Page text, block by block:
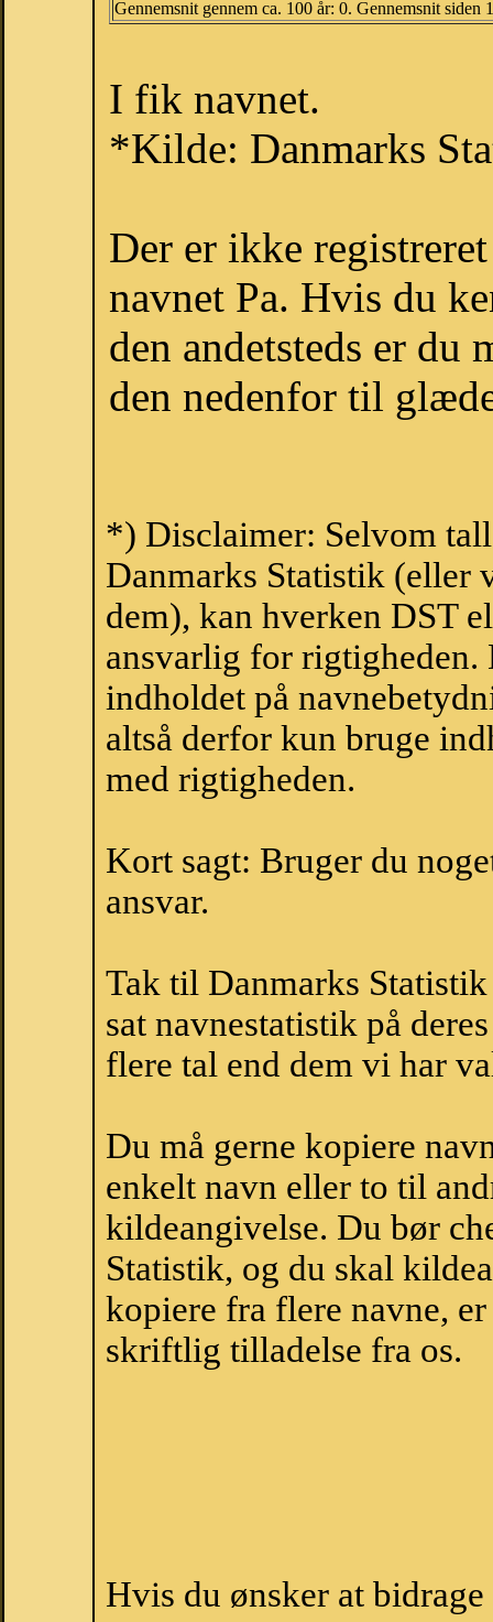
Gennemsnit gennem ca. 100 år: 0. Gennemsnit siden
I fik navnet.
*Kilde: Danmarks
Der er ikke
navnet Pa. Hvis du
den andetsteds er
den nedenfor til
*) Disclaimer: Selvom
Danmarks Statistik (eller
dem), kan hverken DST
ansvarlig for
indholdet på
altså derfor kun bruge
med rigtigheden.
Kort sagt: Bruger du
ansvar.
Tak til Danmarks
sat navnestatistik på
flere tal end dem vi har
Du må gerne kopiere
enkelt navn eller to til
kildeangivelse. Du bør
Statistik, og du skal
kopiere fra flere navne,
skriftlig tilladelse fra os.
Hvis du ønsker at